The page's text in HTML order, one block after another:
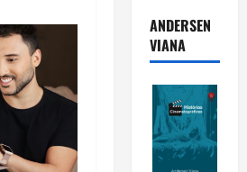
ANDERSEN
VIANA